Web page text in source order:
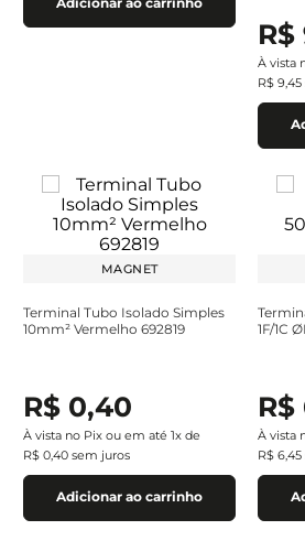
R$
À vista
R$ 9,45
MAGNET
Terminal Tubo Isolado Simples
10mm² Vermelho 692819
R$ 0,40
À vista no Pix ou em até 1x de
R$ 0,40 sem juros
Adicionar ao carrinho
1F/1C
R$
À vista
R$ 6,45